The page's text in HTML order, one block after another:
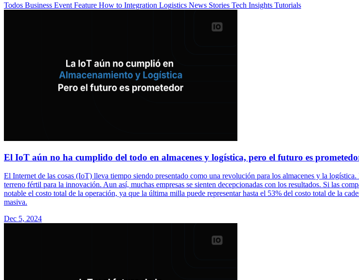
Todos Business Event Feature How to Integration Logistics News Stories Tech Insights Tutorials
El IoT aún no ha cumplido del todo en almacenes y logística, pero el futuro es
El Internet de las cosas (IoT) lleva tiempo siendo presentado como una revolución para los almacenes y la
terreno fértil para la innovación. Aun así, muchas empresas se sienten decepcionadas con los resultados. Si las
notable el costo total de la operación, ya que la última milla puede representar hasta el 53% del costo total de la
masiva.
Dec 5, 2024